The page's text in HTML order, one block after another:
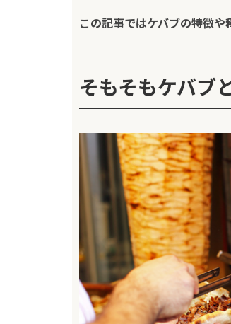
この記事ではケバブの特徴や
そもそもケバブ